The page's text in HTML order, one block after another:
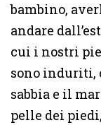
bambino,
andare
cui i nostri
sono induriti,
sabbia e il
pelle dei